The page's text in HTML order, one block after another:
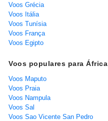
Voos Grécia
Voos Itália
Voos Tunísia
Voos França
Voos Egipto
Voos populares para África
Voos Maputo
Voos Praia
Voos Nampula
Voos Sal
Voos Sao Vicente San Pedro